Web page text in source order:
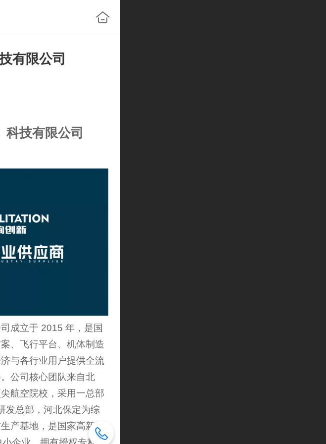
有限公司
科技有限公司
成立于 2015 年，是国
、飞行平台、机体制造
与各行业用户提供全流
公司核心团队来自北
航空院校，采用一总部
总部，河北保定为综
产基地，是国家高新技